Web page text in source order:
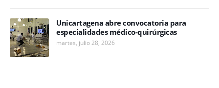
Unicartagena abre convocatoria para
especialidades médico-quirúrgicas
martes, julio 28, 2026